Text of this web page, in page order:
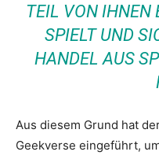
TEIL VON IHNEN
SPIELT UND
HANDEL AUS
Aus diesem Grund hat
Geekverse eingeführt,